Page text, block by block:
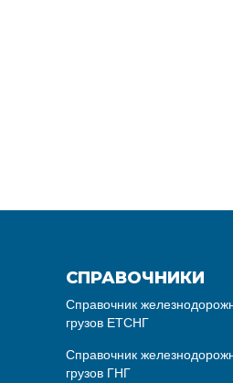
СПРАВОЧНИКИ
Справочник
грузов ЕТСНГ
Справочник
грузов ГНГ